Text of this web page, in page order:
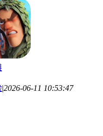
|2026-06-11 10:53:47